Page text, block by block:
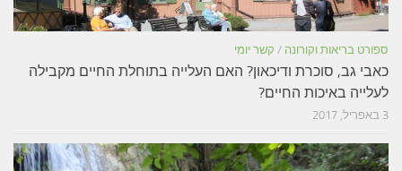
ספורט בריאות וקורונה / קשר יומי
כאבי גב, סוכרת ודיכאון? האם העלייה בתוחלת החיים מקבילה
לעלייה באיכות החיים?
3 באפריל, 2017